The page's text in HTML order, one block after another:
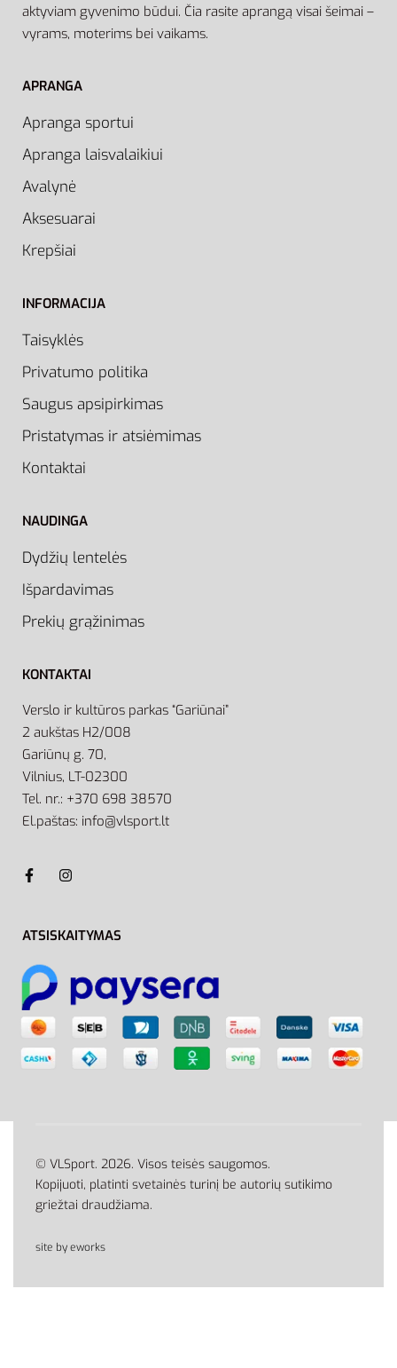
aktyviam gyvenimo būdui. Čia rasite aprangą visai šeimai –
vyrams, moterims bei vaikams.
APRANGA
Apranga sportui
Apranga laisvalaikiui
Avalynė
Aksesuarai
Krepšiai
INFORMACIJA
Taisyklės
Privatumo politika
Saugus apsipirkimas
Pristatymas ir atsiėmimas
Kontaktai
NAUDINGA
Dydžių lentelės
Išpardavimas
Prekių grąžinimas
KONTAKTAI
Verslo ir kultūros parkas “Gariūnai”
2 aukštas H2/008
Gariūnų g. 70,
Vilnius, LT-02300
Tel. nr.: +370 698 38570
El.paštas: info@vlsport.lt
ATSISKAITYMAS
© VLSport. 2026. Visos teisės saugomos.
Kopijuoti, platinti svetainės turinį be autorių sutikimo
griežtai draudžiama.
site by eworks